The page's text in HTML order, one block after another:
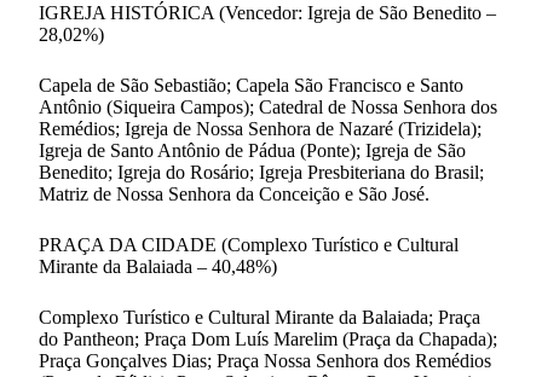
IGREJA HISTÓRICA (Vencedor: Igreja de São Benedito –
28,02%)
Capela de São Sebastião; Capela São Francisco e Santo
Antônio (Siqueira Campos); Catedral de Nossa Senhora dos
Remédios; Igreja de Nossa Senhora de Nazaré (Trizidela);
Igreja de Santo Antônio de Pádua (Ponte); Igreja de São
Benedito; Igreja do Rosário; Igreja Presbiteriana do Brasil;
Matriz de Nossa Senhora da Conceição e São José.
PRAÇA DA CIDADE (Complexo Turístico e Cultural
Mirante da Balaiada – 40,48%)
Complexo Turístico e Cultural Mirante da Balaiada; Praça
do Pantheon; Praça Dom Luís Marelim (Praça da Chapada);
Praça Gonçalves Dias; Praça Nossa Senhora dos Remédios